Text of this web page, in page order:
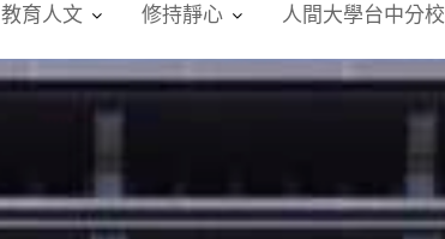
教育人文 修持靜心 人間大學台中分校